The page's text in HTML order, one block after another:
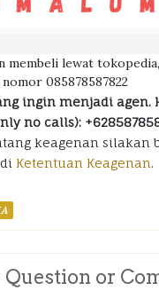
membeli lewat
085878587822
ingin menjadi agen.
no calls):
keagenan silakan
Ketentuan Keagenan.
Question or